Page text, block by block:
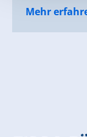
Mehr
MehrMehr
Mehr